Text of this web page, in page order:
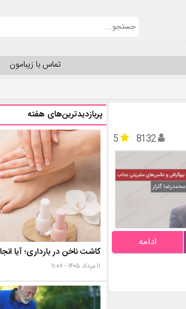
تماس با زیبامون
5
8132
ادامه
پربازدیدترین‌های هفته
۱۱ مرداد ۱۴۰۵ - ۱۱:۰۸